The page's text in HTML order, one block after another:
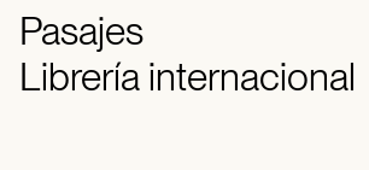
Pasajes
Librería internacional